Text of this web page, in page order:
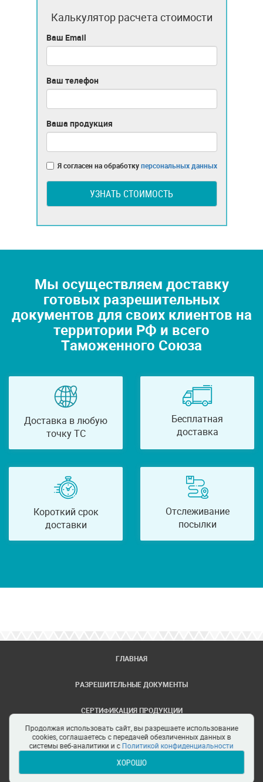
Калькулятор расчета стоимости
Ваш Email
Ваш телефон
Ваша продукция
Я согласен на обработкуперсональных данных
УЗНАТЬ СТОИМОСТЬ
Мы осуществляем доставку
готовых разрешительных
документов для своих клиентов на
территории РФ и всего
Таможенного Союза
Доставка в любую
точку ТС
Бесплатная
доставка
Короткий срок
доставки
Отслеживание
посылки
ГЛАВНАЯ
РАЗРЕШИТЕЛЬНЫЕ ДОКУМЕНТЫ
СЕРТИФИКАЦИЯ ПРОДУКЦИИ
ЗАДАТЬ ВОПРОС
ЦЕНТРЫ СЕРТИФИКАЦИИ
Продолжая использовать сайт, вы разрешаете использование
cookies, соглашаетесь с передачей обезличенных данных в
системы веб-аналитики и сПолитикой конфиденциальности
ХОРОШО